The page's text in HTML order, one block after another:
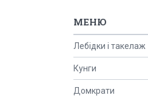
Лебідки і такелаж
Кунги
Домкрати